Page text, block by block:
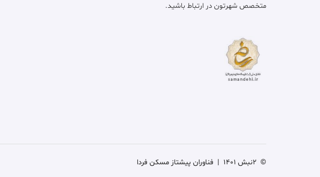
متخصص شهرتون در ارتباط باشید.
© 2نبش 1401 | فناوران پیشتاز مسکن فردا